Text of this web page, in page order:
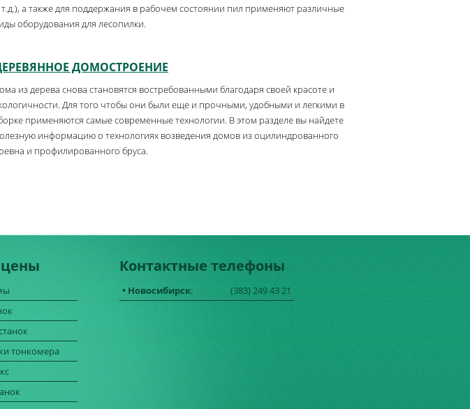
т.д.), а также для поддержания в рабочем состоянии пил применяют различные
оборудования для лесопилки.
ДОМОСТРОЕНИЕ
из дерева снова становятся востребованными благодаря своей красоте и
Для того чтобы они были еще и прочными, удобными и легкими в
применяются самые современные технологии. В этом разделе вы найдете
информацию о технологиях возведения домов из оцилиндрованного
и профилированного бруса.
тонкомера
Контактные телефоны
• Новосибирск: (383) 249 43 21